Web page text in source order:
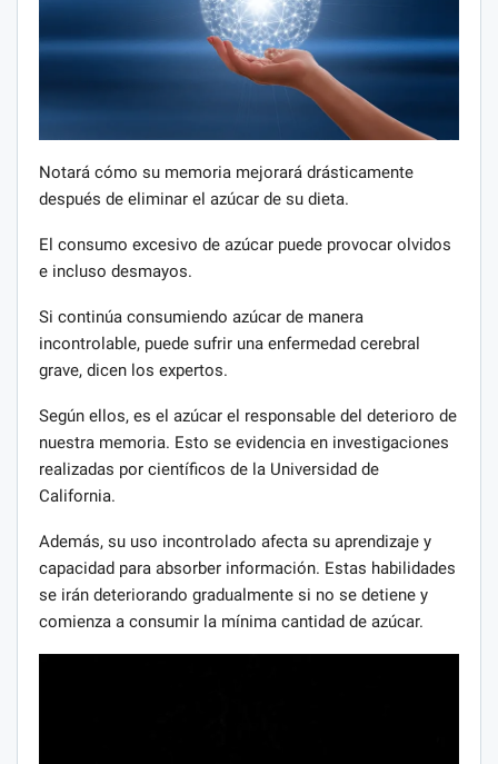
Notará cómo su memoria mejorará drásticamente
después de eliminar el azúcar de su dieta.
El consumo excesivo de azúcar puede provocar olvidos
e incluso desmayos.
Si continúa consumiendo azúcar de manera
incontrolable, puede sufrir una enfermedad cerebral
grave, dicen los expertos.
Según ellos, es el azúcar el responsable del deterioro de
nuestra memoria. Esto se evidencia en investigaciones
realizadas por científicos de la Universidad de
California.
Además, su uso incontrolado afecta su aprendizaje y
capacidad para absorber información. Estas habilidades
se irán deteriorando gradualmente si no se detiene y
comienza a consumir la mínima cantidad de azúcar.